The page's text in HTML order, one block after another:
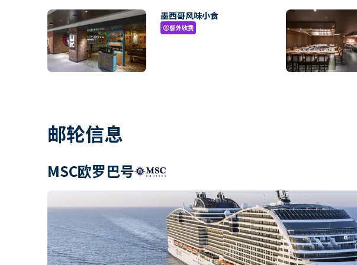
墨西哥风味小食
paid额外收费
邮轮信息
MSC欧罗巴号